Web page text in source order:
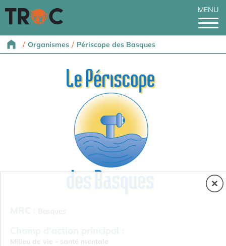
MENU
/ Organismes / Périscope des Basques
Basques
Milieu de vie - santé mentale